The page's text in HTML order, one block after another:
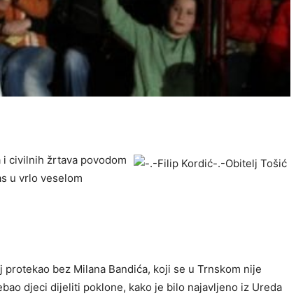
civilnih žrtava povodom
u vrlo veselom
bez Milana Bandića, koji se u Trnskom nije
djeci dijeliti poklone, kako je bilo najavljeno iz Ureda